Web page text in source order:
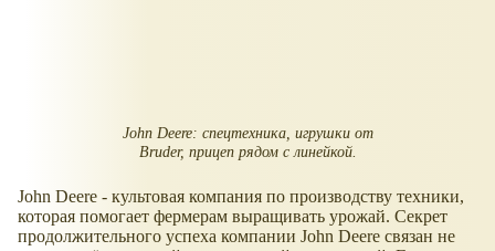
John Deere: спецтехника, игрушки от
Bruder, прицеп рядом с линейкой.
John Deere - культовая компания по производству техники,
которая помогает фермерам выращивать урожай. Секрет
продолжительного успеха компании John Deere связан не